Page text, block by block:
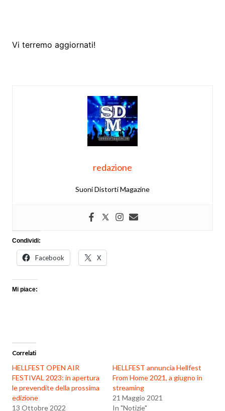
Vi terremo aggiornati!
redazione
Suoni Distorti Magazine
Condividi:
Facebook X
Mi piace:
Correlati
HELLFEST OPEN AIR
FESTIVAL 2023: in apertura
le prevendite della prossima
edizione
13 Ottobre 2022
HELLFEST annuncia Hellfest
From Home 2021, a giugno in
streaming
21 Maggio 2021
In "Notizie"